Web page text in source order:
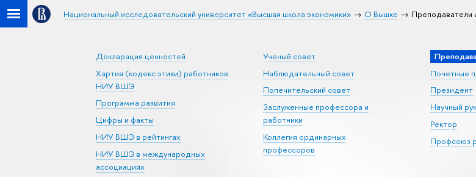
Национальный исследовательский университет «Высшая школа экономики» О Вышке Преподаватели
Декларация ценностей
Хартия (кодекс этики) работников
НИУ ВШЭ
Программа развития
Цифры и факты
НИУ ВШЭ в рейтингах
НИУ ВШЭ в международных
ассоциациях
Ученый совет
Наблюдательный совет
Попечительский совет
Заслуженные профессора и
работники
Коллегия ординарных
профессоров
Почетные
Президент
Научный
Ректор
Профсоюз